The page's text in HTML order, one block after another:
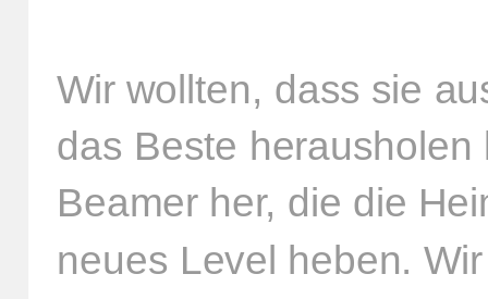
Wir wollten, dass sie
das Beste
Beamer her, die die
neues Level heben.